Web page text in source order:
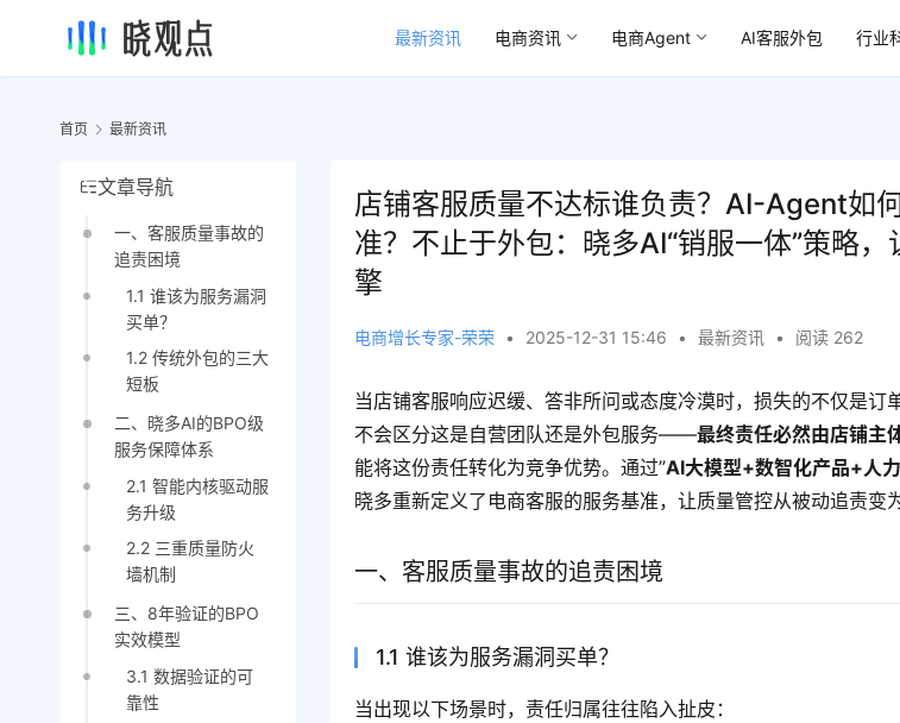
最新资讯 电商资讯 电商Agent AI客服外包 行业
首页 最新资讯
文章导航
一、客服质量事故的
追责困境
1.1 谁该为服务漏洞
买单？
1.2 传统外包的三大
短板
二、晓多AI的BPO级
服务保障体系
2.1 智能内核驱动服
务升级
2.2 三重质量防火
墙机制
三、8年验证的BPO
实效模型
3.1 数据验证的可
靠性
店铺客服质量不达标谁负责？AI-Agent如
准？不止于外包：晓多AI“销服一体”策略，
擎
电商增长专家-荣荣 • 2025-12-31 15:46 • 最新资讯 • 阅读 262
当店铺客服响应迟缓、答非所问或态度冷漠时，损失的不仅是订
不会区分这是自营团队还是外包服务——最终责任必然由店铺主
能将这份责任转化为竞争优势。通过”AI大模型+数智化产品+人
晓多重新定义了电商客服的服务基准，让质量管控从被动追责变
一、客服质量事故的追责困境
1.1 谁该为服务漏洞买单？
当出现以下场景时，责任归属往往陷入扯皮：